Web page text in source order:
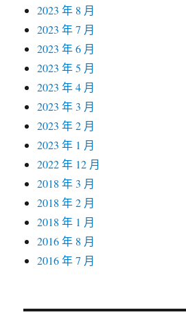
2023 年 8 月
2023 年 7 月
2023 年 6 月
2023 年 5 月
2023 年 4 月
2023 年 3 月
2023 年 2 月
2023 年 1 月
2022 年 12 月
2018 年 3 月
2018 年 2 月
2018 年 1 月
2016 年 8 月
2016 年 7 月